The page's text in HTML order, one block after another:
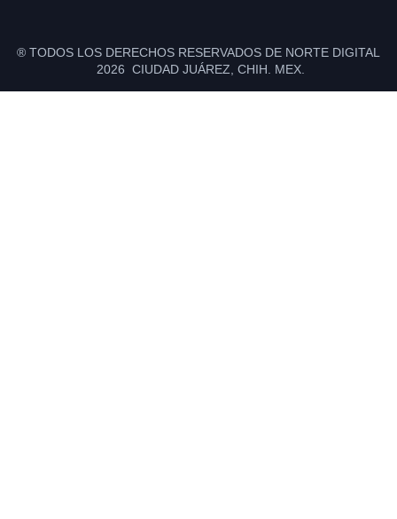
® TODOS LOS DERECHOS RESERVADOS DE NORTE DIGITAL
2026 CIUDAD JUÁREZ, CHIH. MEX.